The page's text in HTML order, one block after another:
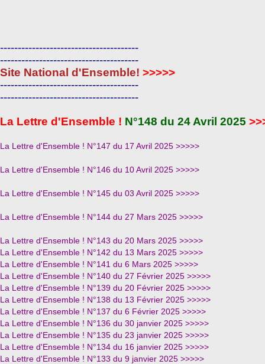
---------------------------------------
---------------------------------------
Site National d'Ensemble! >>>>>
---------------------------------------
---------------------------------------
La Lettre d'Ensemble ! N°148 du 24 Avril 2025
La Lettre d'Ensemble ! N°147 du 17 Avril 2025 >>>>>
La Lettre d'Ensemble ! N°146 du 10 Avril 2025 >>>>>
La Lettre d'Ensemble ! N°145 du 03 Avril 2025 >>>>>
La Lettre d'Ensemble ! N°144 du 27 Mars 2025 >>>>>
La Lettre d'Ensemble ! N°143 du 20 Mars 2025 >>>>>
La Lettre d'Ensemble ! N°142 du 13 Mars 2025 >>>>>
La Lettre d'Ensemble ! N°141 du 6 Mars 2025 >>>>>
La Lettre d'Ensemble ! N°140 du 27 Février 2025 >>>>>
La Lettre d'Ensemble ! N°139 du 20 Février 2025 >>>>>
La Lettre d'Ensemble ! N°138 du 13 Février 2025 >>>>>
La Lettre d'Ensemble ! N°137 du 6 Février 2025 >>>>>
La Lettre d'Ensemble ! N°136 du 30 janvier 2025 >>>>>
La Lettre d'Ensemble ! N°135 du 23 janvier 2025 >>>>>
La Lettre d'Ensemble ! N°134 du 16 janvier 2025 >>>>>
La Lettre d'Ensemble ! N°133 du 9 janvier 2025 >>>>>